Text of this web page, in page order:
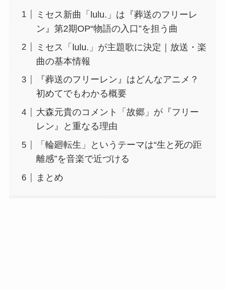
ミセス新曲「lulu.」は『葬送のフリーレ
ン』第2期OP“物語の入口”を担う曲
ミセス「lulu.」が主題歌に決定｜放送・楽
曲の基本情報
『葬送のフリーレン』はどんなアニメ？
初めてでもわかる概要
大森元貴のコメント「故郷」が『フリー
レン』と重なる理由
「輪廻転生」というテーマは“生と死の距
離感”を音楽で近づける
まとめ